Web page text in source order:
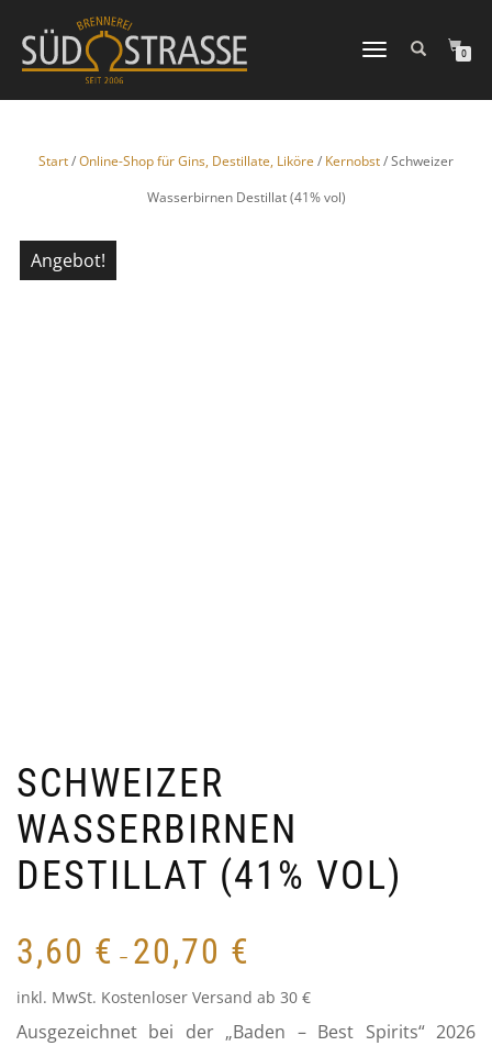
NAVIGATION
0
Start/Online-Shop für Gins, Destillate, Liköre / Kernobst/ Schweizer
Wasserbirnen Destillat (41% vol)
Angebot!
SCHWEIZER
WASSERBIRNEN
DESTILLAT (41% VOL)
3,60 € – 20,70 €
inkl. MwSt. Kostenloser Versand ab 30 €
Ausgezeichnet bei der „Baden – Best Spirits“ 2026